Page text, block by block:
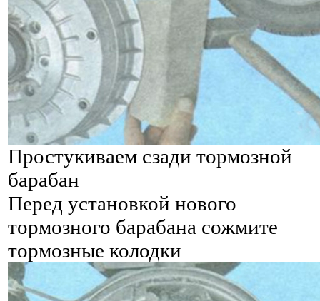
Простукиваем сзади тормозной
барабан
Перед установкой нового
тормозного барабана сожмите
тормозные колодки